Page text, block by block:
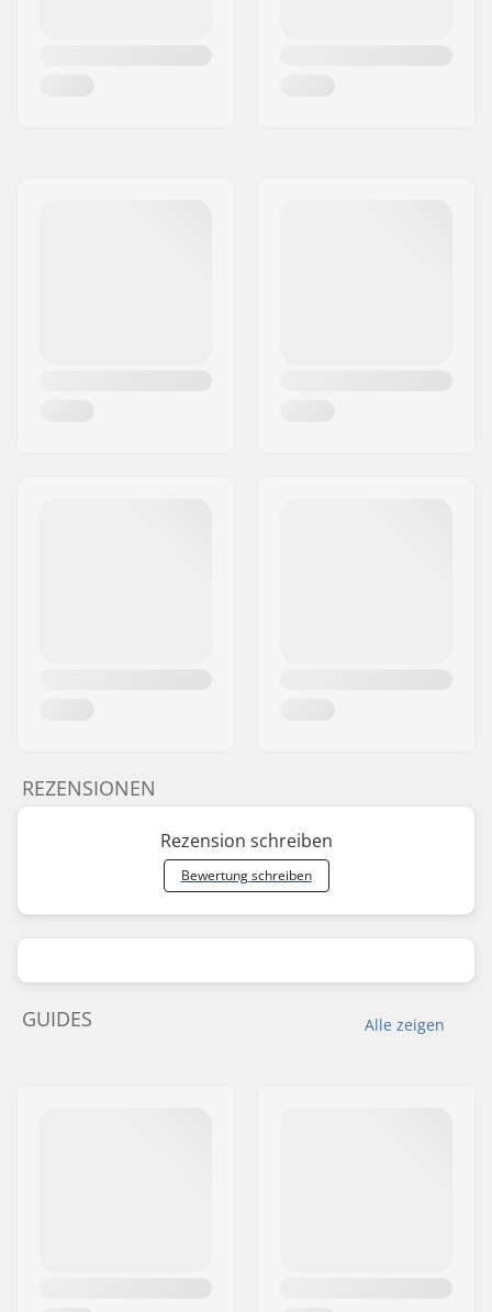
REZENSIONEN
Rezension schreiben
Bewertung schreiben
Alle zeigen
GUIDES